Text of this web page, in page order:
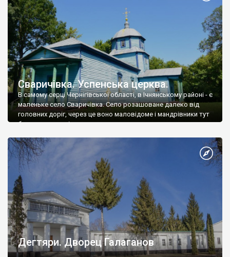
Сваричівка. Успенська церква.
В самому серці Чернігівської області, в Ічнянському районі - є
маленьке село Сваричівка. Село розашоване далеко від
головних доріг, через це воно маловідоме і мандрівники тут
бувають дуже рідко.
Дегтяри. Дворец Галаганов